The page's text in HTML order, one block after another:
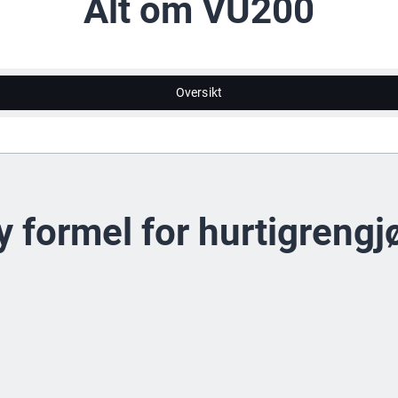
Alt om VU200
Oversikt
formel for